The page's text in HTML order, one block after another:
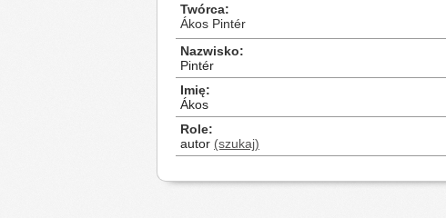
Twórca
Ákos Pintér
Nazwisko
Pintér
Imię
Ákos
Role
autor (szukaj)